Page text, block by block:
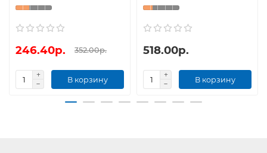
246.40р. 352.00р.
В корзину
518.00р.
В корзину